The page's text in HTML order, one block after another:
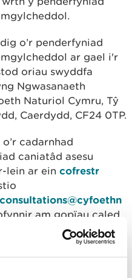
o’r penderfyniad
ar gael i'r
oriau swyddfa
Ngwasanaeth
Naturiol Cymru, Tŷ
Caerdydd, CF24 0TP.
cadarnhad
caniatâd asesu
lein ar ein cofrestr
am gopïau caled,
i dalu am y gost o greu
resymol o wneud